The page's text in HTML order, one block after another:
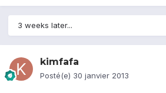
3 weeks later...
kimfafa
Posté(e) 30 janvier 2013